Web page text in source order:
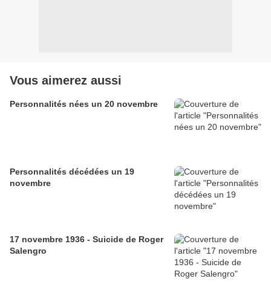
Vous aimerez aussi
Personnalités nées un 20 novembre
Personnalités décédées un 19
novembre
17 novembre 1936 - Suicide de Roger
Salengro